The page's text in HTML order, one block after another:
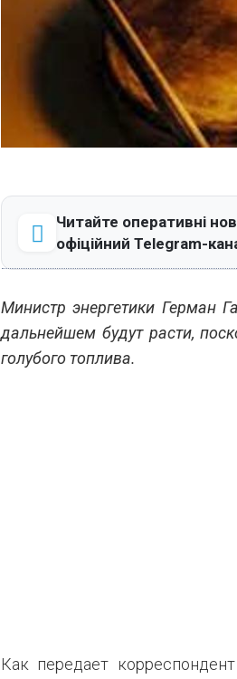
Читайте оперативні
офіційний Telegram-
Министр энергетики Герман
дальнейшем будут расти,
голубого топлива.
Как передает